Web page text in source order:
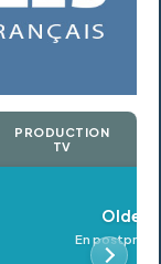
PRODUCTION
TV